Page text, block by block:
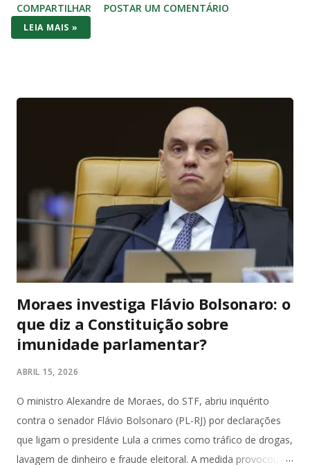
pela 5ª Vara Federal de Santos, no litoral paulista. A operação
investiga um grupo suspeito de lavagem de dinheiro com
empresas, terceiros e até transações com criptoativos, além
de transporte de grandes quantias em dinheiro vivo, com
movimentações no Brasil e no exterior. (Metrópoles) Mais de
200 policiais federais participaram da operação, cumprindo
45 mandados de busca e apreensão e 39 de prisão
temporária. As ações foram realizadas simultaneamente em
múltiplos estados: São Paulo, Rio de Janeiro, Pernambuco,
Espírito Santo, Maranhão, Santa Catarina, Paraná, G...
COMPARTILHAR POSTAR UM COMENTÁRIO
LEIA MAIS »
Moraes investiga Flávio Bolsonaro: o
que diz a Constituição sobre
imunidade parlamentar?
ABRIL 15, 2026
O ministro Alexandre de Moraes, do STF, abriu inquérito
contra o senador Flávio Bolsonaro (PL-RJ) por declarações
que ligam o presidente Lula a crimes como tráfico de drogas,
lavagem de dinheiro e fraude eleitoral. A medida provocou